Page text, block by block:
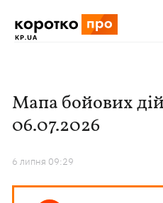
Мапа бойових
06.07.2026
6 липня 09:29